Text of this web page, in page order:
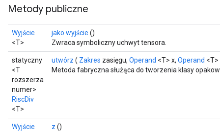
Metody publiczne
Wyjście
<T>
jako wyjście ()
Zwraca symboliczny uchwyt tensora.
statyczny
<T
rozszerza
numer>
RiscDiv
<T>
utwórz ( Zakres zasięgu, Operand <T> x, Operand <T>
Metoda fabryczna służąca do tworzenia klasy
Wyjście
z ()